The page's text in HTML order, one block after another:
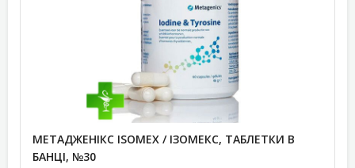
МЕТАДЖЕНІКС ISOMEX / ІЗОМЕКС, ТАБЛЕТКИ В
БАНЦІ, №30